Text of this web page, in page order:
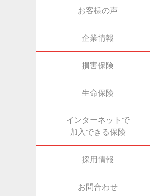
お客様の声
企業情報
損害保険
生命保険
インターネットで
加入できる保険
採用情報
お問合わせ